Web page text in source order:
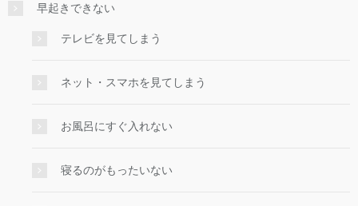
早起きできない
テレビを見てしまう
ネット・スマホを見てしまう
お風呂にすぐ入れない
寝るのがもったいない